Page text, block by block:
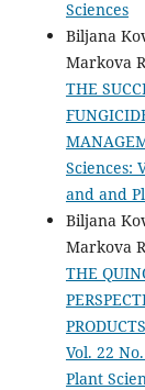
Sciences
Biljana
Markova
THE
Sciences:
and and
Biljana
Markova
THE
PRODUCTS
Vol. 22
Plant